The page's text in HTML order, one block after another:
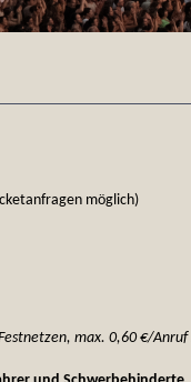
möglich)
max. 0,60 €/